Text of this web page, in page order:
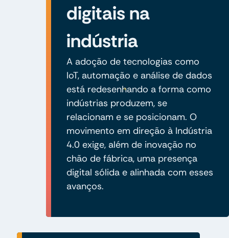
digitais na
indústria
A adoção de tecnologias como
IoT, automação e análise de dados
está redesenhando a forma como
indústrias produzem, se
relacionam e se posicionam. O
movimento em direção à Indústria
4.0 exige, além de inovação no
chão de fábrica, uma presença
digital sólida e alinhada com esses
avanços.